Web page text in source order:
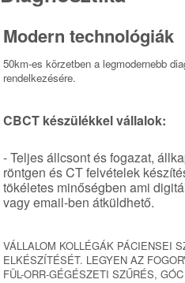
Modern technológiák
50km-es körzetben a legmodernebb
rendelkezésére.
CBCT készülékkel vállalok:
- Teljes állcsont és fogazat,
röntgen és CT felvételek
tökéletes minőségben ami
vagy email-ben átküldhető.
VÁLLALOM KOLLÉGÁK PÁCIENSEI
ELKÉSZÍTÉSÉT. LEGYEN AZ
FÜL-ORR-GÉGÉSZETI SZŰRÉS,